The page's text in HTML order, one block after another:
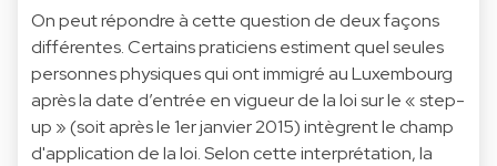
On peut répondre à cette question de deux façons
différentes. Certains praticiens estiment quel seules
personnes physiques qui ont immigré au Luxembourg
après la date d’entrée en vigueur de la loi sur le « step-
up » (soit après le 1er janvier 2015) intègrent le champ
d'application de la loi. Selon cette interprétation, la